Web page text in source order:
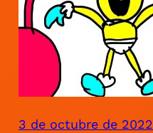
3 de octubre de 2022